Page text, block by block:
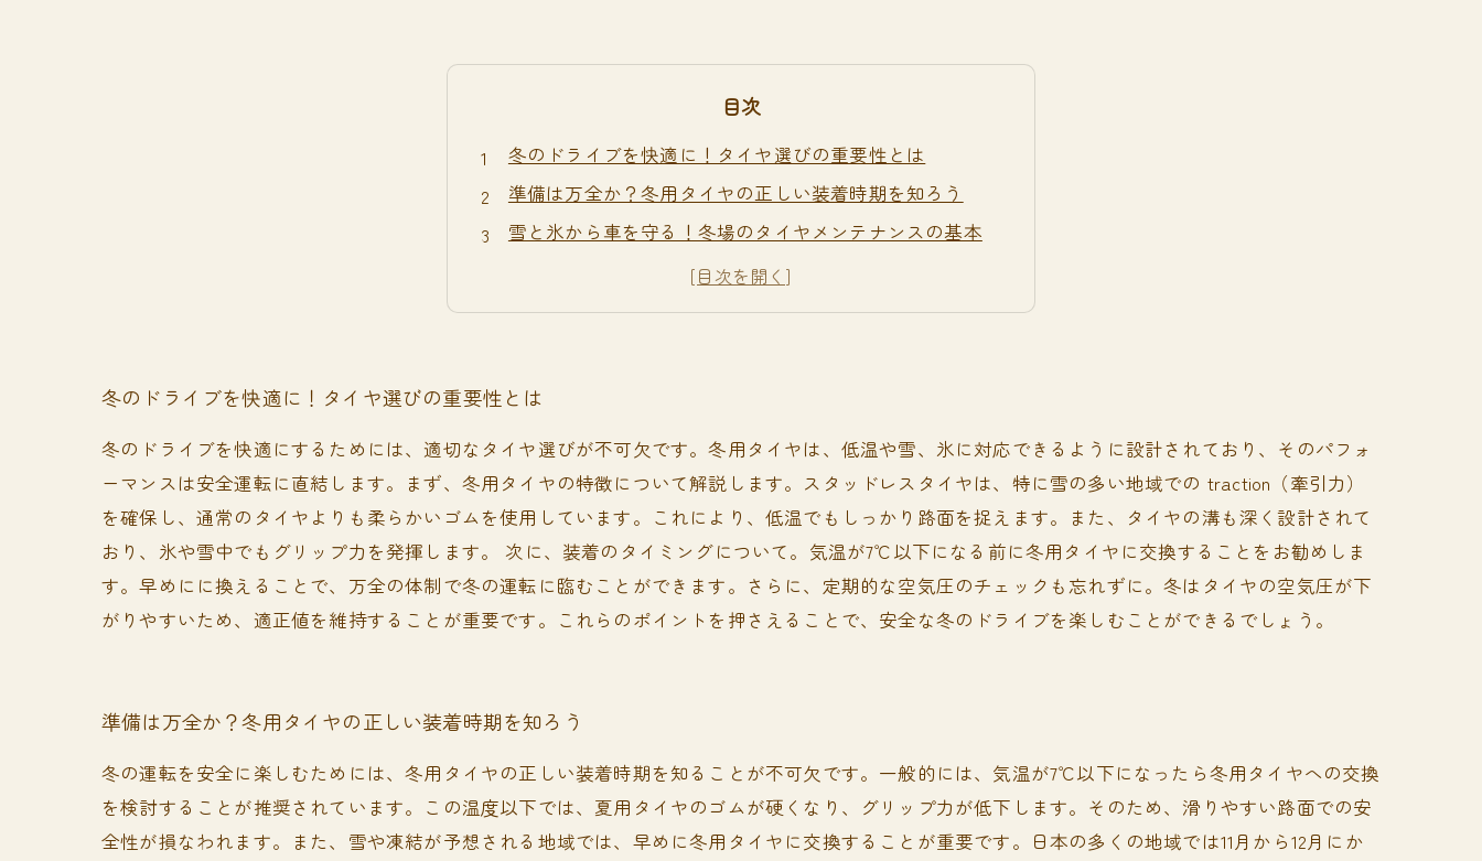
目次
冬のドライブを快適に！タイヤ選びの重要性とは
準備は万全か？冬用タイヤの正しい装着時期を知ろう
雪と氷から車を守る！冬場のタイヤメンテナンスの基本
空気圧チェックのコツ：安全な冬のドライブのために
厳しい冬の運転に備える！注意すべきタイヤケアポイント
心がけておきたい！冬のタイヤケアで安全な運転を実現
冬のドライブを快適に！タイヤ選びの重要性とは
冬のドライブを快適にするためには、適切なタイヤ選びが不可欠です。冬用タイヤは、低温や雪、氷に対応できるように設計されており、そのパフォ
ーマンスは安全運転に直結します。まず、冬用タイヤの特徴について解説します。スタッドレスタイヤは、特に雪の多い地域での traction（牽引力）
を確保し、通常のタイヤよりも柔らかいゴムを使用しています。これにより、低温でもしっかり路面を捉えます。また、タイヤの溝も深く設計されて
おり、氷や雪中でもグリップ力を発揮します。 次に、装着のタイミングについて。気温が7℃以下になる前に冬用タイヤに交換することをお勧めしま
す。早めにに換えることで、万全の体制で冬の運転に臨むことができます。さらに、定期的な空気圧のチェックも忘れずに。冬はタイヤの空気圧が下
がりやすいため、適正値を維持することが重要です。これらのポイントを押さえることで、安全な冬のドライブを楽しむことができるでしょう。
準備は万全か？冬用タイヤの正しい装着時期を知ろう
冬の運転を安全に楽しむためには、冬用タイヤの正しい装着時期を知ることが不可欠です。一般的には、気温が7℃以下になったら冬用タイヤへの交換
を検討することが推奨されています。この温度以下では、夏用タイヤのゴムが硬くなり、グリップ力が低下します。そのため、滑りやすい路面での安
全性が損なわれます。また、雪や凍結が予想される地域では、早めに冬用タイヤに交換することが重要です。日本の多くの地域では11月から12月にか